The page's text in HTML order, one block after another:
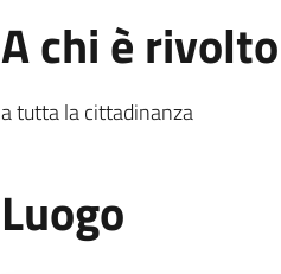
A chi è rivolto
a tutta la cittadinanza
Luogo